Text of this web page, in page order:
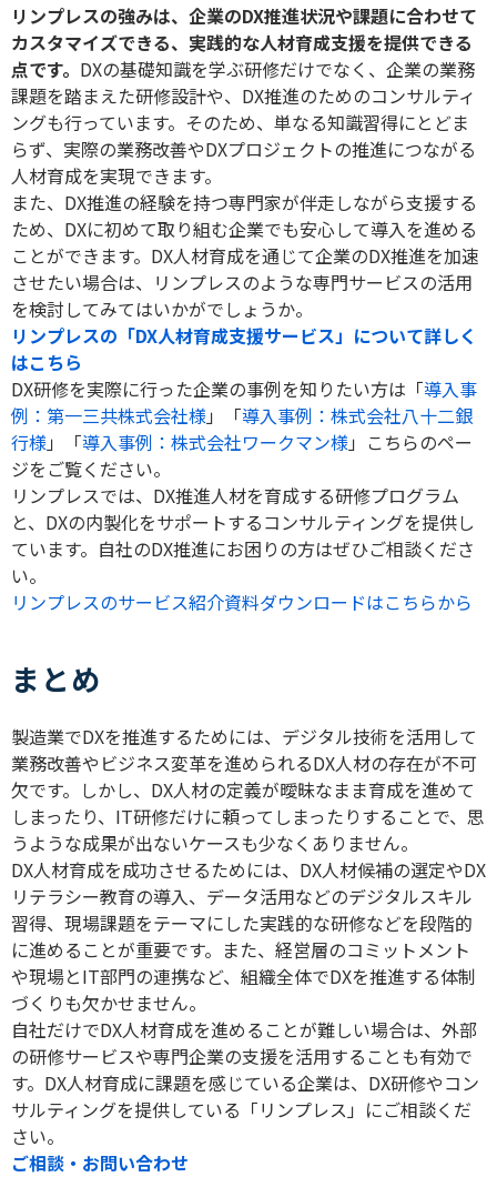
リンプレスの強みは、企業のDX推進状況や課題に合わせて
カスタマイズできる、実践的な人材育成支援を提供できる
点です。 DXの基礎知識を学ぶ研修だけでなく、企業の業務
課題を踏まえた研修設計や、 DX推進のためのコンサルティ
ングも行っています。そのため、単なる知識習得にとどま
らず、実際の業務改善やDXプロジェクトの推進につながる
人材育成を実現できます。
また、 DX推進の経験を持つ専門家が伴走しながら支援する
ため、 DXに初めて取り組む企業でも安心して導入を進める
ことができます。 DX人材育成を通じて企業のDX推進を加速
させたい場合は、リンプレスのような専門サービスの活用
を検討してみてはいかがでしょうか。
リンプレスの「DX人材育成支援サービス」について詳しく
はこちら
DX研修を実際に行った企業の事例を知りたい方は「導入事
例：第一三共株式会社様」「導入事例：株式会社八十二銀
行様」「導入事例：株式会社ワークマン様」こちらのペー
ジをご覧ください。
リンプレスでは、DX推進人材を育成する研修プログラム
と、DXの内製化をサポートするコンサルティングを提供し
ています。自社のDX推進にお困りの方はぜひご相談くださ
い。
リンプレスのサービス紹介資料ダウンロードはこちらから
まとめ
製造業でDXを推進するためには、デジタル技術を活用して
業務改善やビジネス変革を進められるDX人材の存在が不可
欠です。しかし、 DX人材の定義が曖昧なまま育成を進めて
しまったり、 IT研修だけに頼ってしまったりすることで、思
うような成果が出ないケースも少なくありません。
DX人材育成を成功させるためには、 DX人材候補の選定やDX
リテラシー教育の導入、データ活用などのデジタルスキル
習得、現場課題をテーマにした実践的な研修などを段階的
に進めることが重要です。また、経営層のコミットメント
や現場とIT部門の連携など、組織全体でDXを推進する体制
づくりも欠かせません。
自社だけでDX人材育成を進めることが難しい場合は、外部
の研修サービスや専門企業の支援を活用することも有効で
す。 DX人材育成に課題を感じている企業は、 DX研修やコン
サルティングを提供している「リンプレス」にご相談くだ
さい。
ご相談・お問い合わせ